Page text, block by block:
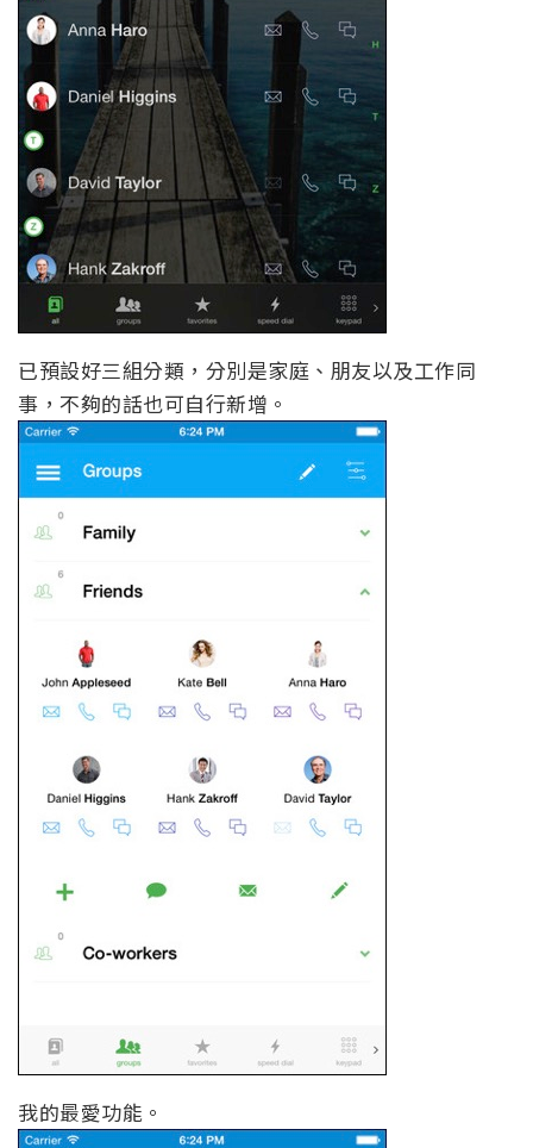
已預設好三組分類，分別是家庭、朋友以及工作同
事，不夠的話也可自行新增。
我的最愛功能。